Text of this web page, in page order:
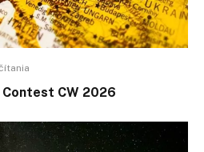
Contest CW 2026